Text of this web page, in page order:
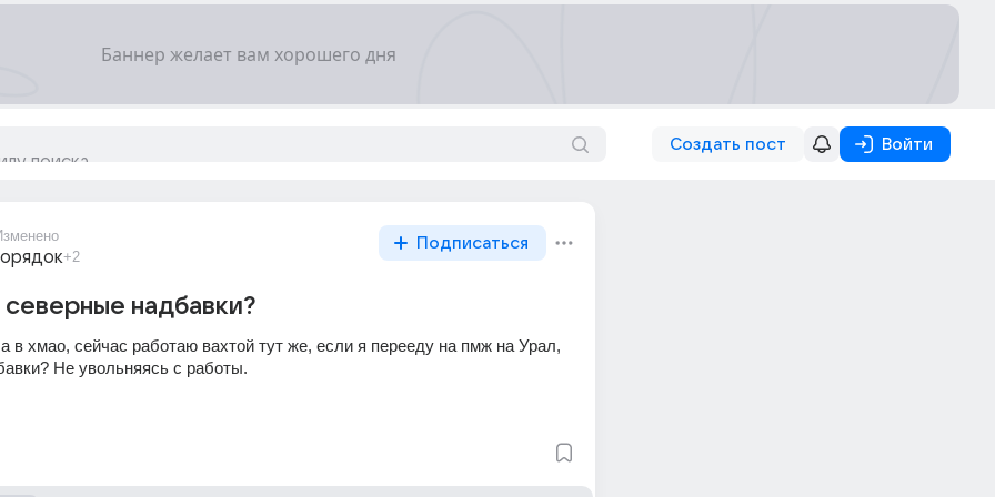
Создать пост Войти
+2
Подписаться
надбавки?
в хмао, сейчас работаю вахтой тут же, если я перееду на пмж на Урал,
Не увольняясь с работы.